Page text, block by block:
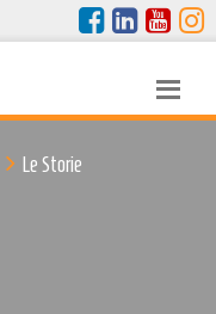
Le Storie